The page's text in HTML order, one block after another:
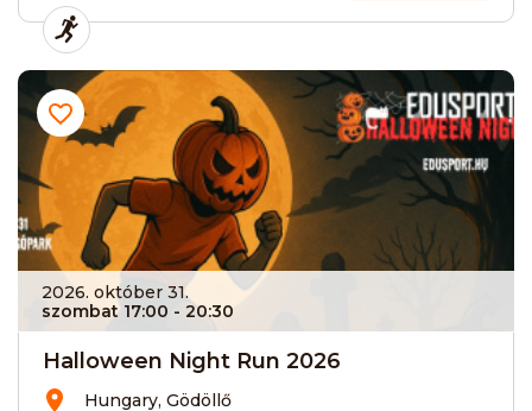
2026. október 31.
szombat 17:00 - 20:30
Halloween Night Run 2026
Hungary, Gödöllő